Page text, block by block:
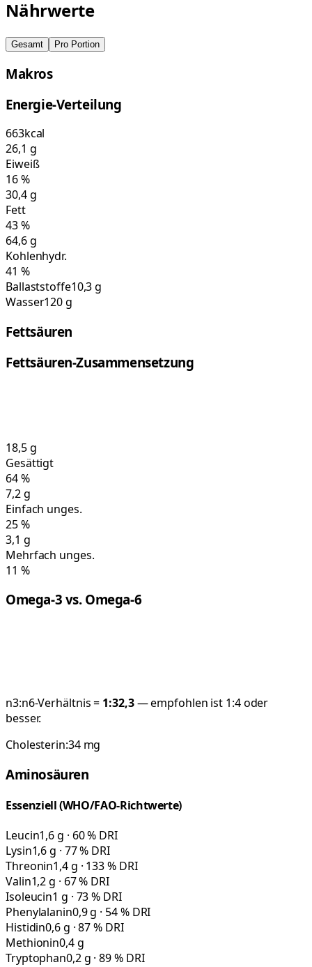
Nährwerte
Gesamt Pro Portion
Makros
Energie-Verteilung
663kcal
26,1 g
Eiweiß
16%
30,4g
Fett
43%
64,6g
Kohlenhydr.
41 %
Ballaststoffe10,3 g
Wasser120 g
Fettsäuren
Fettsäuren-Zusammensetzung
18,5g
Gesättigt
64%
7,2g
Einfach unges.
25%
3,1 g
Mehrfach unges.
11 %
Omega-3 vs. Omega-6
n3:n6-Verhältnis = 1:32,3— empfohlen ist 1:4 oder
besser.
Cholesterin:34mg
Aminosäuren
Essenziell (WHO/FAO-Richtwerte)
Leucin1,6 g · 60 % DRI
Lysin1,6 g · 77 % DRI
Threonin1,4 g · 133 % DRI
Valin1,2 g · 67 % DRI
Isoleucin1 g · 73 % DRI
Phenylalanin0,9 g · 54 % DRI
Histidin0,6 g · 87 % DRI
Methionin0,4 g
Tryptophan0,2 g · 89 % DRI